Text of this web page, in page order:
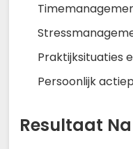
Praktijksituaties
Persoonlijk
Resultaat